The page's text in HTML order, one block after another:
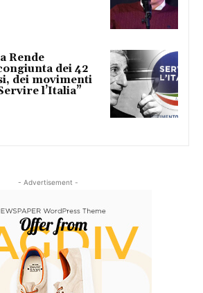
Rende
dei 42
dei movimenti
l’Italia”
- Advertisement -